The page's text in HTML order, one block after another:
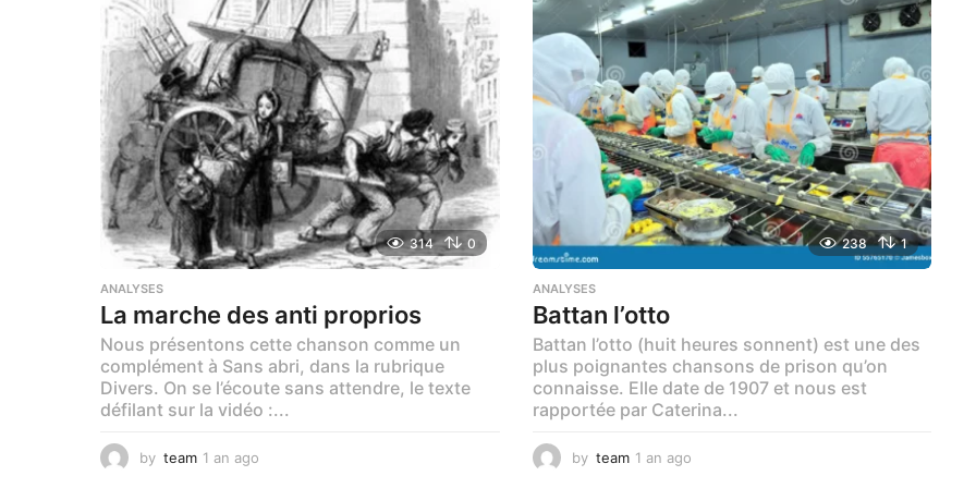
g
o
314 0
ANALYSES
La marche des anti proprios
Nous présentons cette chanson comme un
complément à Sans abri, dans la rubrique
Divers. On se l’écoute sans attendre, le texte
défilant sur la vidéo :...
by team 1 an ago
238 1
ANALYSES
Battan l’otto
Battan l’otto (huit heures sonnent) est une des
plus poignantes chansons de prison qu’on
connaisse. Elle date de 1907 et nous est
rapportée par Caterina...
by team 1 an ago